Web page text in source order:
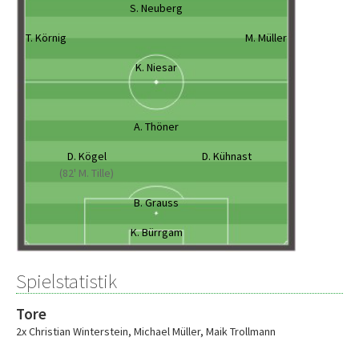
S. Neuberg
T. Körnig M. Müller
K. Niesar
A. Thöner
D. Kögel
(82' M. Tille)
D. Kühnast
B. Grauss
K. Bürrgam
Spielstatistik
Tore
2x Christian Winterstein, Michael Müller, Maik Trollmann